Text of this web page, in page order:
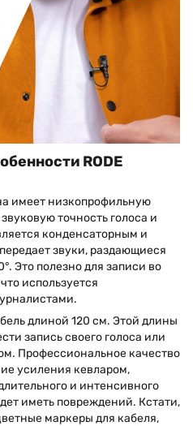
RODE
имеет низкопрофильную
точность голоса и
конденсаторным и
звуки, раздающиеся
Это полезно для записи во
используется
длиной 120 см. Этой длины
запись своего голоса или
Профессиональное качество
усиления кевларом,
и интенсивного
иметь повреждений. Кстати,
маркеры для кабеля,